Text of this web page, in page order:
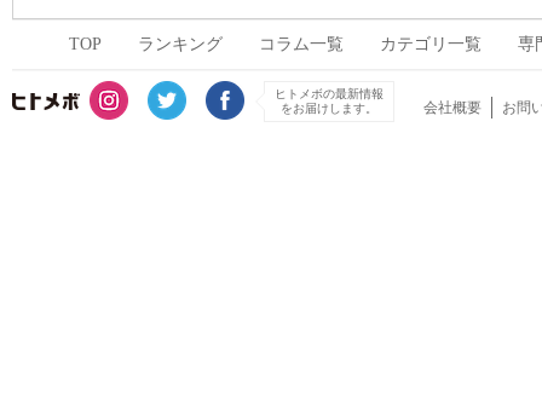
TOP ランキング コラム一覧 カテゴリ一覧 専
ヒトメボの最新情報
をお届けします。
会社概要 お問